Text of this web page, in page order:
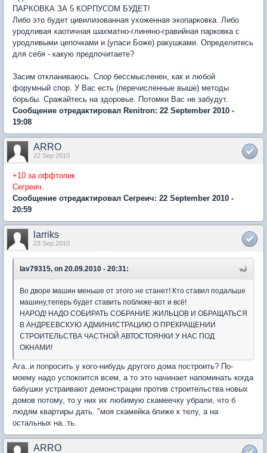
ПАРКОВКА ЗА 5 КОРПУСОМ БУДЕТ!
Либо это будет цивилизованная ухоженная экопарковка. Либо
уродливая хаотичная шахматно-глиняно-гравийная парковка с
уродливыми цепочками и (упаси Боже) ракушками. Определитесь
для себя - какую предпочитаете?
Засим откланиваюсь. Спор бессмысленен, как и любой
форумный спор. У Вас есть (перечисленные выше) методы
борьбы. Сражайтесь на здоровье. Потомки Вас не забудут.
Сообщение отредактировал Renitron: 22 September 2010 -
19:08
ARRO
22 Sep 2010
+10 за оффтопик
Сегреич.
Сообщение отредактировал Сегреич: 22 September 2010 -
20:59
larriks
23 Sep 2010
lav79315, on 20.09.2010 - 20:31:
Во дворе машин меньше от этого не станет! Кто ставил подальше
машину,теперь будет ставить поближе-вот и всё!
НАРОД! НАДО СОБИРАТЬ СОБРАНИЕ ЖИЛЬЦОВ И ОБРАЩАТЬСЯ
В АНДРЕЕВСКУЮ АДМИНИСТРАЦИЮ О ПРЕКРАЩЕНИИ
СТРОИТЕЛЬСТВА ЧАСТНОЙ АВТОСТОЯНКИ У НАС ПОД
ОКНАМИ!
Ага..и попросить у кого-нибудь другого дома построить? По-
моему надо успокоится всем, а то это начинает напоминать когда
бабушки устраивают демонстрации против строительства новых
домов потому, то у них их любимую скамеечку убрали, что б
людям квартиры дать. "моя скамейка ближе к телу, а на
остальных на..ть.
ARRO